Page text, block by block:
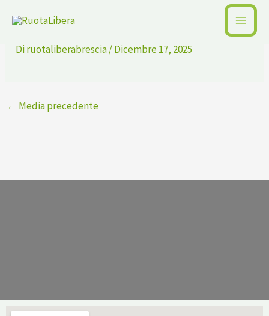
e-martello-e-mtb-2
Diruotaliberabrescia/Dicembre 17, 2025
← Media precedente